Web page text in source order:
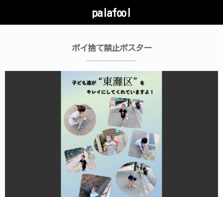
palafool
ポイ捨て禁止ポスター